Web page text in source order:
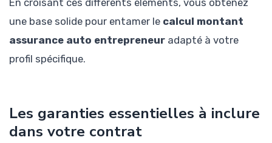
une base solide pour entamer le calcul montant
assurance auto entrepreneur adapté à votre
profil spécifique.
Les garanties essentielles à inclure
dans votre contrat